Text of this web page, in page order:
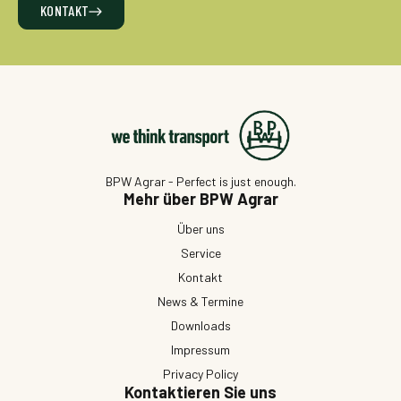
KONTAKT
BPW Agrar - Perfect is just enough.
Mehr über BPW Agrar
Über uns
Service
Kontakt
News & Termine
Downloads
Impressum
Privacy Policy
Kontaktieren Sie uns